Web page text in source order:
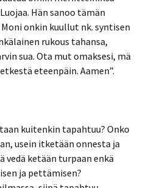
Hän sanoo tämän
onkin kuullut nk. syntisen
rukous tahansa,
sua. Ota mut omaksesi, mä
eteenpäin. Aamen”.
kuitenkin tapahtuu? Onko
usein itketään onnesta ja
vedä ketään turpaan enkä
ja pettämisen?